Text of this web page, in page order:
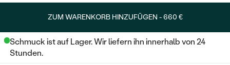
ZUM WARENKORB HINZUFÜGEN -660 €
Schmuck ist auf Lager. Wir liefern ihn innerhalb von 24
Stunden.